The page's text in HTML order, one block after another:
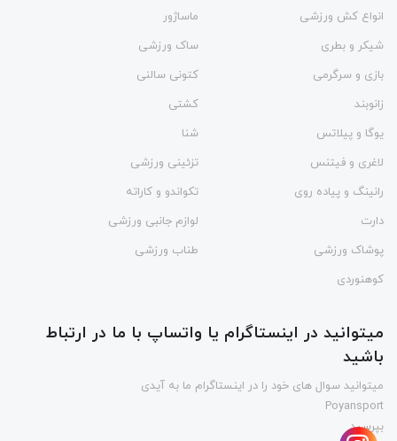
انواع کش ورزشی
ماساژور
شیکر و بطری
ساک ورزشی
بازی و سرگرمی
کتونی سالنی
زانوبند
کشتی
یوگا و پیلاتس
شنا
لاغری و فیتنس
تزئینی ورزشی
رانینگ و پیاده روی
تکواندو و کاراته
دارت
لوازم جانبی ورزشی
پوشاک ورزشی
طناب ورزشی
کوهنوردی
میتوانید در اینستاگرام یا واتساپ با ما در ارتباط
باشید
میتوانید سوال های خود را در اینستاگرام ما به آیدی
Poyansport
بپرسید